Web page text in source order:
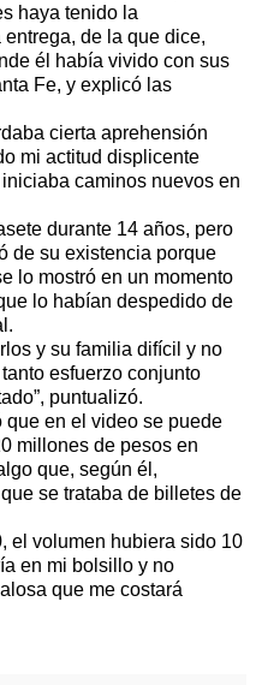
haya tenido la
de la que dice,
él había vivido con sus
Fe, y explicó las
cierta aprehensión
mi actitud displicente
caminos nuevos en
durante 14 años, pero
de su existencia porque
lo mostró en un momento
lo habían despedido de
y su familia difícil y no
esfuerzo conjunto
puntualizó.
en el video se puede
millones de pesos en
que, según él,
se trataba de billetes de
el volumen hubiera sido 10
en mi bolsillo y no
que me costará